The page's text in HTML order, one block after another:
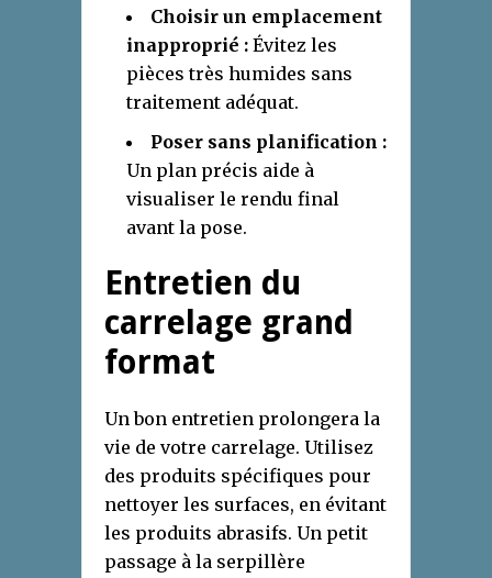
Choisir un emplacement
inapproprié : Évitez les
pièces très humides sans
traitement adéquat.
Poser sans planification :
Un plan précis aide à
visualiser le rendu final
avant la pose.
Entretien du
carrelage grand
format
Un bon entretien prolongera la
vie de votre carrelage. Utilisez
des produits spécifiques pour
nettoyer les surfaces, en évitant
les produits abrasifs. Un petit
passage à la serpillère